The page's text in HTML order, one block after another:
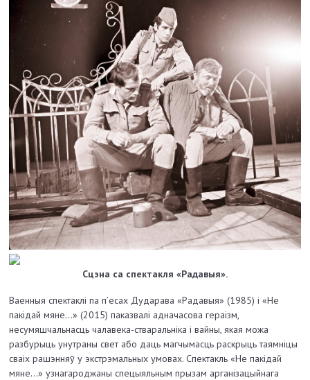
Сцэна са спектакля «Радавыя».
Ваенныя спектаклі па п’есах Дударава «Радавыя» (1985) і «Не
пакідай мяне…» (2015) паказвалі адначасова гераізм,
несумяшчальнасць чалавека-стваральніка і вайны, якая можа
разбурыць унутраны свет або даць магчымасць раскрыць таямніцы
сваіх рашэнняў у экстрэмальных умовах. Спектакль «Не пакідай
мяне…» узнагароджаны спецыяльным прызам арганізацыйнага